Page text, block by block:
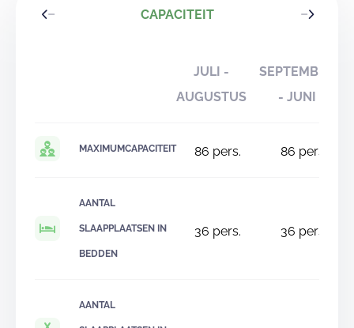
CAPACITEIT
JULI -
AUGUSTUS
SEPTEMBER
- JUNI
MAXIMUMCAPACITEIT 86 pers. 86 pers.
AANTAL
SLAAPPLAATSEN IN
BEDDEN
36 pers. 36 pers.
AANTAL